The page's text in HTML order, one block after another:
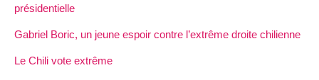
présidentielle
Gabriel Boric, un jeune espoir contre l’extrême droite chilienne
Le Chili vote extrême